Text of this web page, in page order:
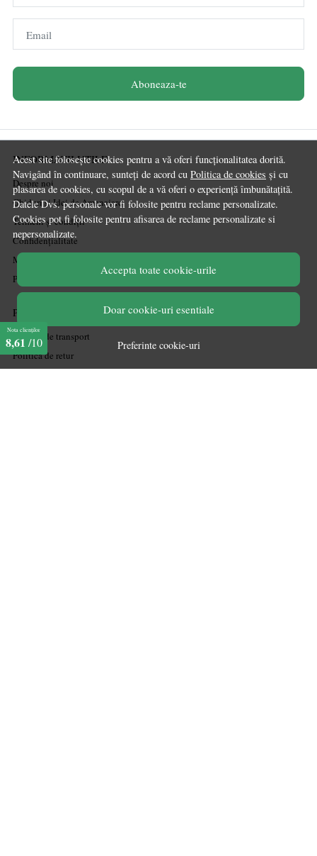
Acest site folosește cookies pentru a vă oferi funcționalitatea dorită.
Navigând în continuare, sunteți de acord cu Politica de cookies și cu
plasarea de cookies, cu scopul de a vă oferi o experiență îmbunătațită.
Datele Dvs. personale vor fi folosite pentru reclame personalizate.
Cookies pot fi folosite pentru afisarea de reclame personalizate si
nepersonalizate.
Accepta toate cookie-urile
Doar cookie-uri esentiale
Preferinte cookie-uri
Email
Aboneaza-te
INFORMATII UTILE
Despre noi
Ghiduri și Idei de Amenajare
Termeni și condiții
Confidențialitate
Mărturiile clienților
Politica de Cookies
PLATA SI LIVRARE
Politica de transport
Politica de retur
Nota clienților
8,61 /10